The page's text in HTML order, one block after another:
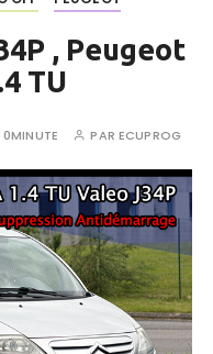
, Peugeot
TU
0MINUTE PARECUPROG